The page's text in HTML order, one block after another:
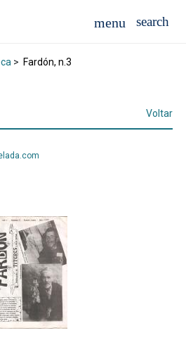
> Fardón, n.3
Voltar